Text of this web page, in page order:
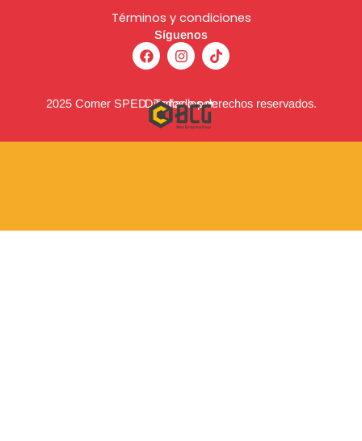
Términos y condiciones
Síguenos
F
a
c
b
o
o
k
I
n
s
a
g
r
a
T
i
k
o
2025 Comer SPED. Todos los derechos reservados.
Diseñado por: